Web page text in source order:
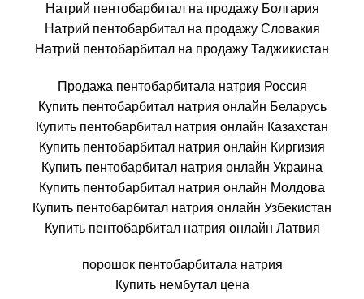
Натрий пентобарбитал на продажу Болгария
Натрий пентобарбитал на продажу Словакия
Натрий пентобарбитал на продажу Таджикистан
Продажа пентобарбитала натрия Россия
Купить пентобарбитал натрия онлайн Беларусь
Купить пентобарбитал натрия онлайн Казахстан
Купить пентобарбитал натрия онлайн Киргизия
Купить пентобарбитал натрия онлайн Украина
Купить пентобарбитал натрия онлайн Молдова
Купить пентобарбитал натрия онлайн Узбекистан
Купить пентобарбитал натрия онлайн Латвия
порошок пентобарбитала натрия
Купить нембутал цена